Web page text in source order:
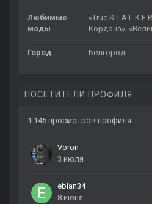
Любимые
моды
«True
Кордона»,
Город Белгород
ПОСЕТИТЕЛИ ПРОФИЛЯ
1 145 просмотров профиля
Voron
3 июля
eblan34
8 июня